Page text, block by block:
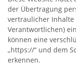
der Übertragung
vertraulicher Inhalte
Verantwortlichen)
können eine
„https://“ und dem
erkennen.